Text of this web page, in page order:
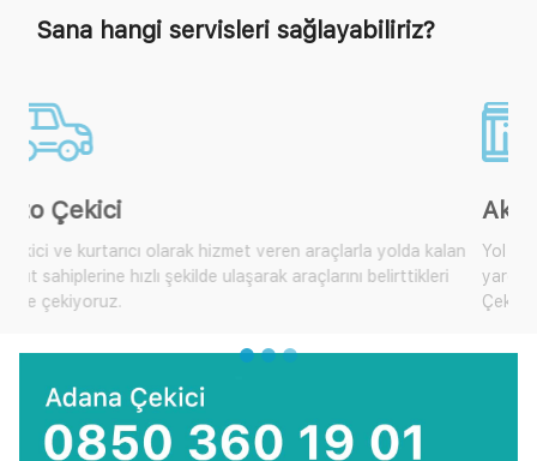
Sana hangi servisleri sağlayabiliriz?
Akü Takviye
Yol yardım araçlarımıza ulaşarak size yakın olan mobil araçtan
yardım isteyebilir, çok sık karşılaşılan bu durum için artık
Çekici Çağır'dan yardım talep edebilirsiniz.